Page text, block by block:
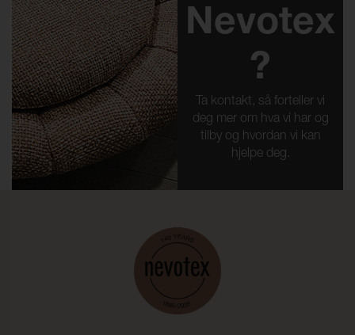
Nevotex
?
Ta kontakt, så forteller vi
deg mer om hva vi har og
tilby og hvordan vi kan
hjelpe deg.